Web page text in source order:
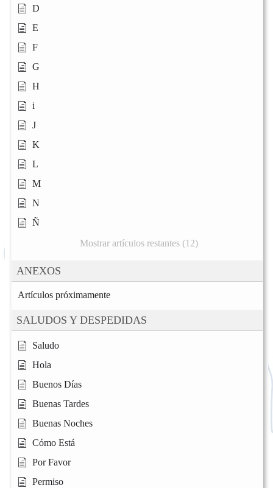
D
E
F
G
H
i
J
K
L
M
N
Ñ
Mostrar artículos restantes (12)
ANEXOS
Artículos próximamente
SALUDOS Y DESPEDIDAS
Saludo
Hola
Buenos Días
Buenas Tardes
Buenas Noches
Cómo Está
Por Favor
Permiso